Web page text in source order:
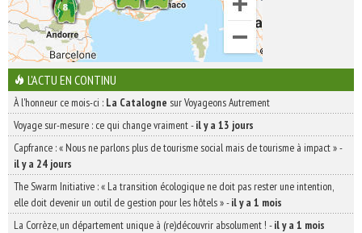
L'ACTU EN CONTINU
À l'honneur ce mois-ci : La Catalogne sur Voyageons Autrement
Voyage sur-mesure : ce qui change vraiment-il y a 13 jours
Capfrance : « Nous ne parlons plus de tourisme social mais de tourisme à impact »-
il y a 24 jours
The Swarm Initiative : « La transition écologique ne doit pas rester une intention,
elle doit devenir un outil de gestion pour les hôtels »-il y a 1 mois
La Corrèze, un département unique à (re)découvrir absolument ! -il y a 1 mois